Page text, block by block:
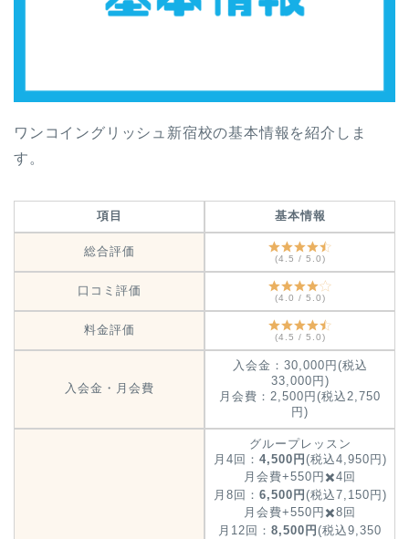
ワンコイングリッシュ新宿校の基本情報を紹介しま
す。
項目 基本情報
総合評価
(4.5 / 5.0)
口コミ評価
(4.0 / 5.0)
料金評価
(4.5 / 5.0)
入会金・月会費
入会金：30,000円(税込
33,000円)
月会費：2,500円(税込2,750
円)
グループレッスン
月4回： 4,500円(税込4,950円)
月会費+550円✖️4回
月8回： 6,500円(税込7,150円)
月会費+550円✖️8回
月12回： 8,500円(税込9,350